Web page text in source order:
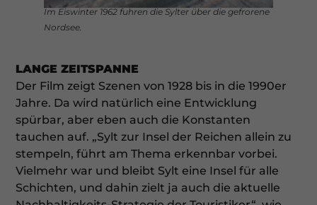
Im Eiswinter 1962 fuhren die Sylter über die gefrorene
Nordsee.
LANGE ZEITSPANNE
Der Film zeigt Szenen von 1928 bis in die 1990er
Jahre. Da wird natürlich eine Entwicklung
spürbar, aber eben auch die Konstanten
tauchen auf. „Sylt zur Insel der Reichen allein zu
stempeln, führt am Thema erkennbar vorbei.
Vielmehr war und bleibt Sylt eine Insel für alle
Schichten, und dahin zielt ja auch die aktuelle